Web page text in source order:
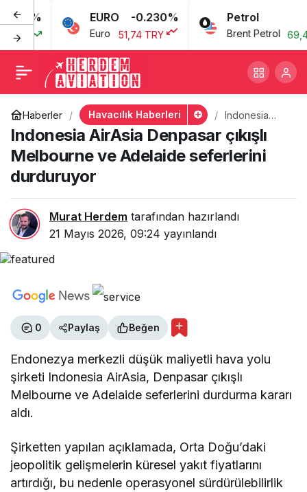
EURO -0.230%
Euro 51,74 TRY
Petrol
Brent Petrol 69,46
Haberler Havacılık Haberleri
Indonesia
AirAsia
Denpasar
çıkışlı
Melbourne ve
durduruyor
Indonesia AirAsia Denpasar çıkışlı
Melbourne ve Adelaide seferlerini
durduruyor
Murat Herdem tarafından hazırlandı
21 Mayıs 2026, 09:24 yayınlandı
0 Paylaş Beğen
Endonezya merkezli düşük maliyetli hava yolu
şirketi Indonesia AirAsia, Denpasar çıkışlı
Melbourne ve Adelaide seferlerini durdurma kararı
aldı.
Şirketten yapılan açıklamada, Orta Doğu’daki
jeopolitik gelişmelerin küresel yakıt fiyatlarını
artırdığı, bu nedenle operasyonel sürdürülebilirlik
Indonesia AirAsia
Denpasar çıkışlı
Melbourne ve Adelaide
seferlerini durduruyor
+ -